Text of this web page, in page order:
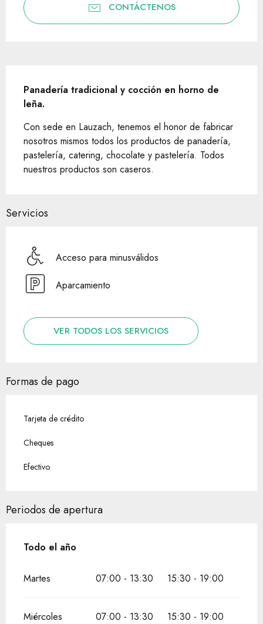
CONTÁCTENOS
Panadería tradicional y cocción en horno de
leña.
Con sede en Lauzach, tenemos el honor de fabricar
nosotros mismos todos los productos de panadería,
pastelería, catering, chocolate y pastelería. Todos
nuestros productos son caseros.
Servicios
Acceso para minusválidos
Aparcamiento
VER TODOS LOS SERVICIOS
Formas de pago
Tarjeta de crédito
Cheques
Efectivo
Periodos de apertura
Todo el año
Todo el año
Martes 07:00 - 13:30 15:30 - 19:00
Miércoles 07:00 - 13:30 15:30 - 19:00